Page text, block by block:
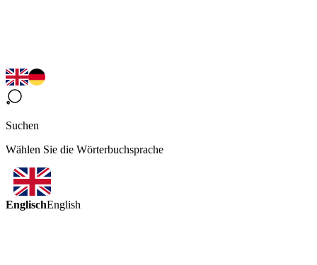
Suchen
Wählen Sie die Wörterbuchsprache
EnglischEnglish